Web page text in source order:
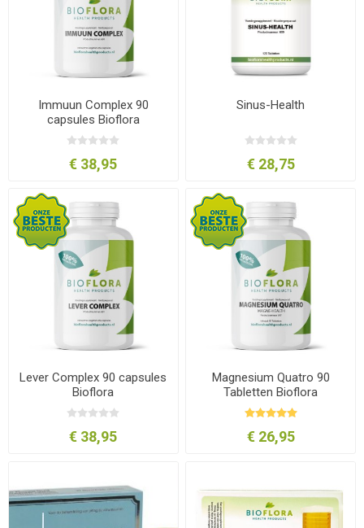
Immuun Complex 90
capsules Bioflora
€ 38,95
Sinus-Health
€ 28,75
Lever Complex 90 capsules
Bioflora
€ 38,95
Magnesium Quatro 90
Tabletten Bioflora
€ 26,95